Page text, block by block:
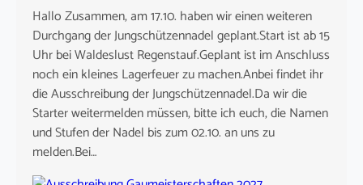
Hallo Zusammen, am 17.10. haben wir einen weiteren
Durchgang der Jungschützennadel geplant.Start ist ab 15
Uhr bei Waldeslust Regenstauf.Geplant ist im Anschluss
noch ein kleines Lagerfeuer zu machen.Anbei findet ihr
die Ausschreibung der Jungschützennadel.Da wir die
Starter weitermelden müssen, bitte ich euch, die Namen
und Stufen der Nadel bis zum 02.10. an uns zu
melden.Bei…